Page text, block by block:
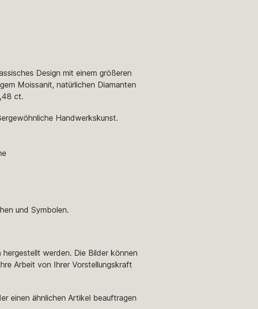
Design mit einem größeren
Moissanit, natürlichen Diamanten
ct.
Handwerkskunst.
und Symbolen.
werden. Die Bilder können
Arbeit von Ihrer Vorstellungskraft
einen ähnlichen Artikel beauftragen